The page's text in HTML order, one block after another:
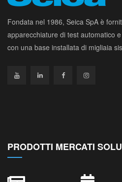
Fondata nel 1986, Seica SpA è
apparecchiature di test automatico
con una base installata di migliaia
PRODOTTI MERCATI